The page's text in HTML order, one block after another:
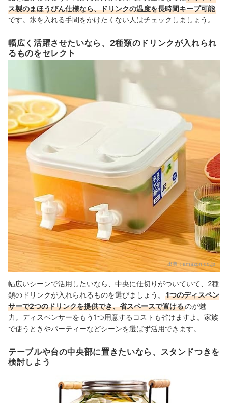
ス製のまほうびん仕様なら、ドリンクの温度を長時間キープ可能
です。氷を入れる手間をかけたくない人はチェックしましょう。
幅広く活躍させたいなら、2種類のドリンクが入れられ
るものをセレクト
出典： amazon.co.jp
幅広いシーンで活用したいなら、中央に仕切りがついていて、2種
類のドリンクが入れられるものを選びましょう。
1つのディスペン
サーで2つのドリンクを提供でき、省スペースで置けるのが魅
力。ディスペンサーをもう1つ用意するコストも省けますよ。家族
で使うときやパーティーなどシーンを選ばず活用できます。
テーブルや台の中央部に置きたいなら、スタンドつきを
検討しよう